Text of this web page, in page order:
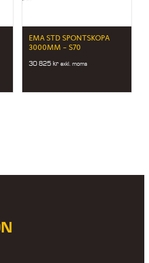
EMA STD SPONTSKOPA
3000MM – S70
30 825 kr exkl. moms